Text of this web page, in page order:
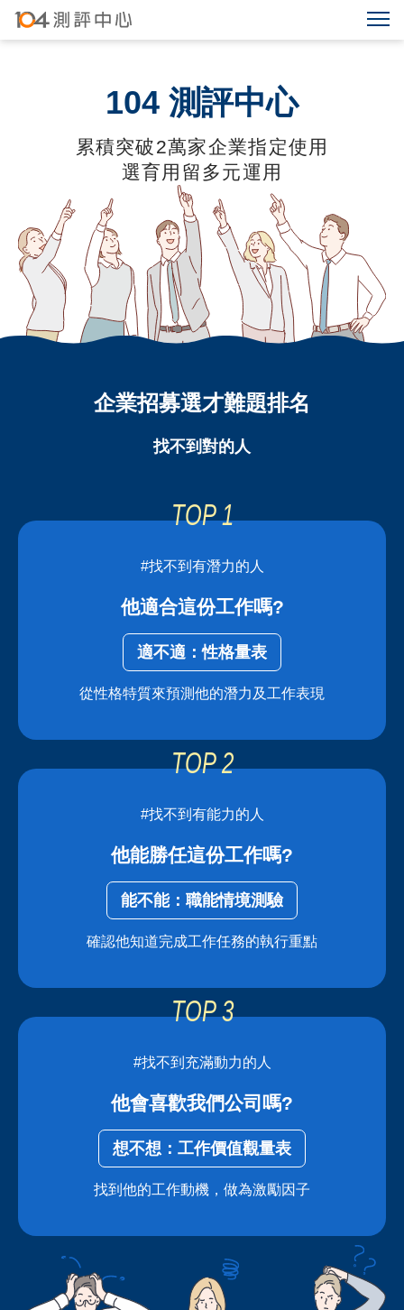
104 測評中心
累積突破2萬家企業指定使用
選育用留多元運用
企業招募選才難題排名
找不到對的人
#找不到有潛力的人
他適合這份工作嗎?
適不適：性格量表
從性格特質來預測他的潛力及工作表現
#找不到有能力的人
他能勝任這份工作嗎?
能不能：職能情境測驗
確認他知道完成工作任務的執行重點
#找不到充滿動力的人
他會喜歡我們公司嗎?
想不想：工作價值觀量表
找到他的工作動機，做為激勵因子